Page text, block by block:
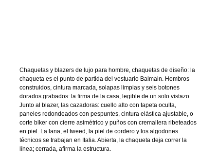
Chaquetas y blazers de lujo para hombre, chaquetas de diseño: la
chaqueta es el punto de partida del vestuario Balmain. Hombros
construidos, cintura marcada, solapas limpias y seis botones
dorados grabados: la firma de la casa, legible de un solo vistazo.
Junto al blazer, las cazadoras: cuello alto con tapeta oculta,
paneles redondeados con pespuntes, cintura elástica ajustable, o
corte biker con cierre asimétrico y puños con cremallera ribeteados
en piel. La lana, el tweed, la piel de cordero y los algodones
técnicos se trabajan en Italia. Abierta, la chaqueta deja correr la
línea; cerrada, afirma la estructura.